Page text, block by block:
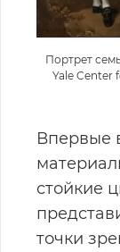
Портрет
Yale Center
Впервые
стойкие
точки